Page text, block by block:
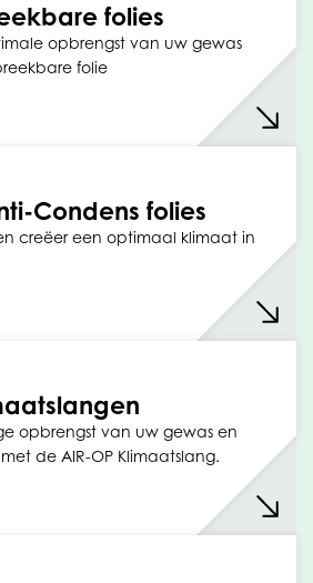
folies
opbrengst van uw gewas
folie
Condens folies
creëer een optimaal klimaat in
opbrengst van uw gewas en
de AIR-OP Klimaatslang.